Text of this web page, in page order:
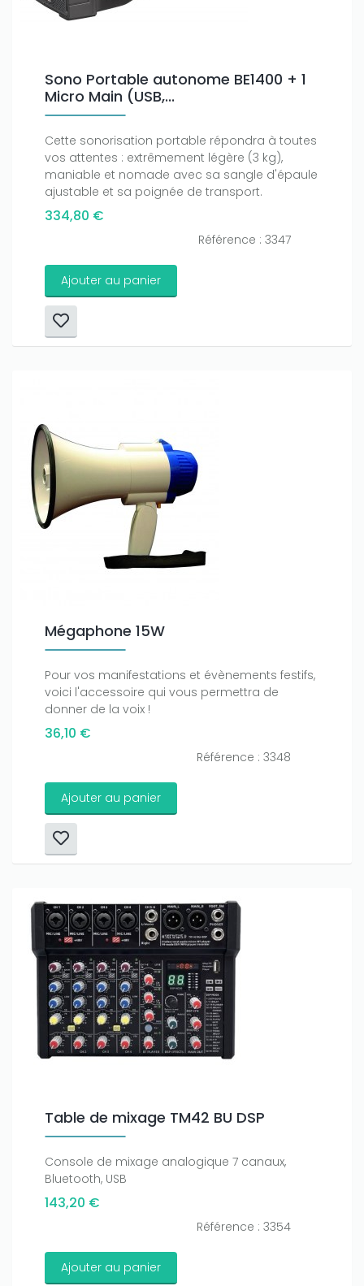
Sono Portable autonome BE1400 + 1
Micro Main (USB,...
Cette sonorisation portable répondra à toutes
vos attentes : extrêmement légère (3 kg),
maniable et nomade avec sa sangle d'épaule
ajustable et sa poignée de transport.
334,80 €
Référence : 3347
Ajouter au panier
Mégaphone 15W
Pour vos manifestations et évènements festifs,
voici l'accessoire qui vous permettra de
donner de la voix !
36,10 €
Référence : 3348
Ajouter au panier
Table de mixage TM42 BU DSP
Console de mixage analogique 7 canaux,
Bluetooth, USB
143,20 €
Référence : 3354
Ajouter au panier